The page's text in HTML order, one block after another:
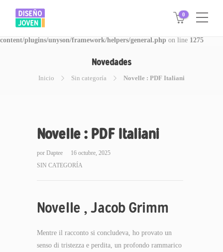
Warning: Invalid argument supplied for foreach() in
/www/disegnojoven.com.ar/htdocs/wp-
content/plugins/unyson/framework/helpers/general.php on line 1275
0
Novedades
Inicio Sin categoría Novelle : PDF Italiani
Novelle : PDF Italiani
por Daptee
16 octubre, 2025
SIN CATEGORÍA
Novelle , Jacob Grimm
Mentre il racconto si concludeva, ho provato un
senso di tristezza e perdita, un profondo rammarico